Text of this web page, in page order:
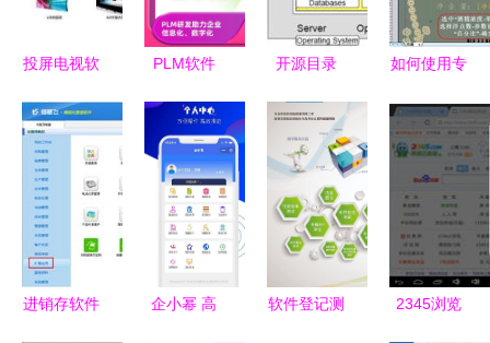
投屏电视软
屏与大屏的
智慧桥梁
PLM软件
生命周期的
智能管理平
台与核心厂
商解析
开源目录
开源软件的
优势
如何使用专
制作商品条
码与二维码
标签
进销存软件
企小幂 高
软件登记测
2345浏览